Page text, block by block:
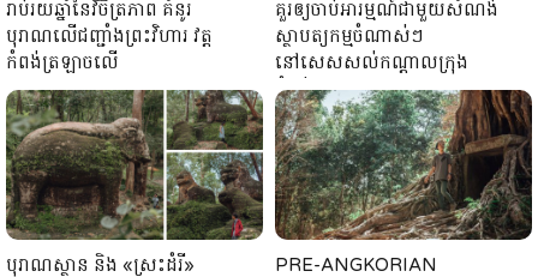
រាប់រយឆ្នាំនៃវិចិត្រភាព គំនូរ
បុរាណលើជញ្ជាំងព្រះវិហារ វត្ត
កំពង់ត្រឡាចលើ
គួរឲ្យចាប់អារម្មណ៍ជាមួយសំណង់
ស្ថាបត្យកម្មចំណាស់ៗ
នៅសេសសល់កណ្តាលក្រុង
កំពង់ចាម
បុរាណស្ថាន និង «ស្រះដំរី»
PRE-ANGKORIAN